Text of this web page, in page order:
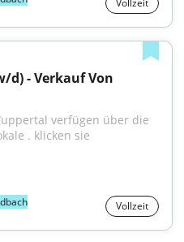
Vollzeit
- Verkauf Von
verfügen über die
. klicken sie
Vollzeit